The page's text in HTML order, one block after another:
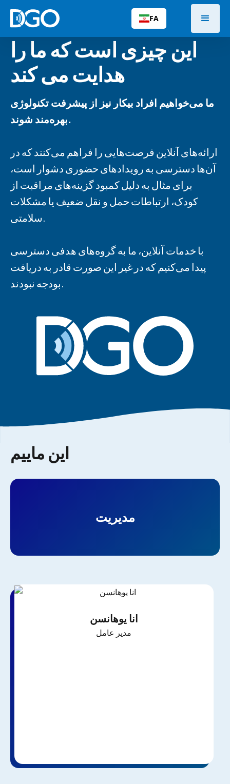
FA
این چیزی است که ما را
هدایت می کند
ما می‌خواهیم افراد بیکار نیز از پیشرفت تکنولوژی
بهره‌مند شوند.
ارائه‌های آنلاین فرصت‌هایی را فراهم می‌کنند که در
آن‌ها دسترسی به رویدادهای حضوری دشوار است،
برای مثال به دلیل کمبود گزینه‌های مراقبت از
کودک، ارتباطات حمل و نقل ضعیف یا مشکلات
سلامتی.
با خدمات آنلاین، ما به گروه‌های هدفی دسترسی
پیدا می‌کنیم که در غیر این صورت قادر به دریافت
بودجه نبودند.
این ماییم
مدیریت
انا یوهانسن
مدیر عامل